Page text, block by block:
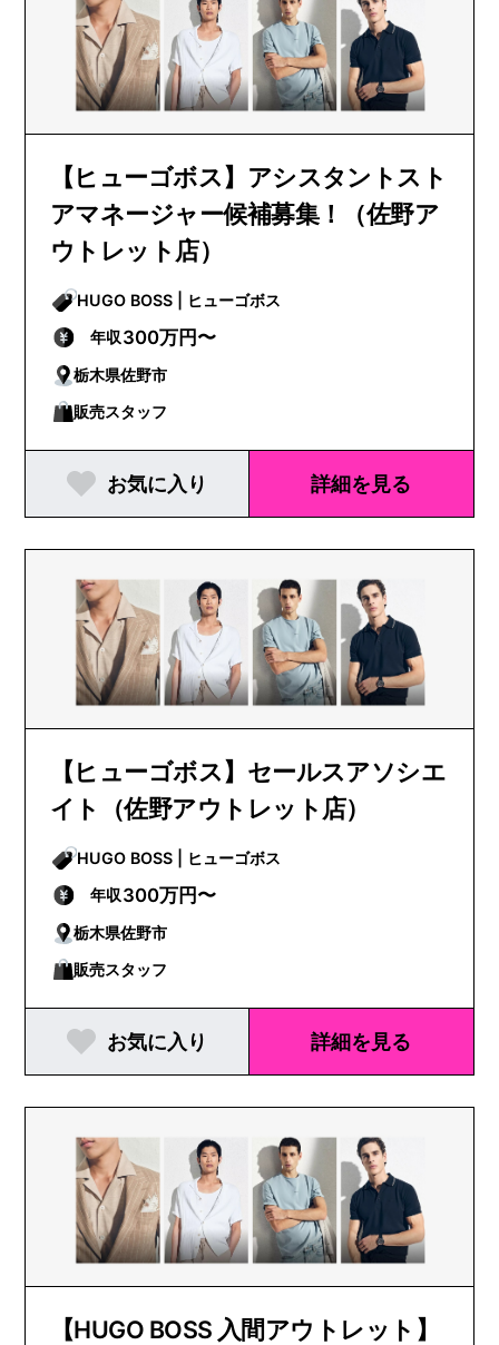
【ヒューゴボス】アシスタントスト
アマネージャー候補募集！（佐野ア
ウトレット店）
HUGO BOSS | ヒューゴボス
年収300万円〜
栃木県佐野市
販売スタッフ
お気に入り 詳細を見る
【ヒューゴボス】セールスアソシエ
イト（佐野アウトレット店）
HUGO BOSS | ヒューゴボス
年収300万円〜
栃木県佐野市
販売スタッフ
お気に入り 詳細を見る
【HUGO BOSS 入間アウトレット】